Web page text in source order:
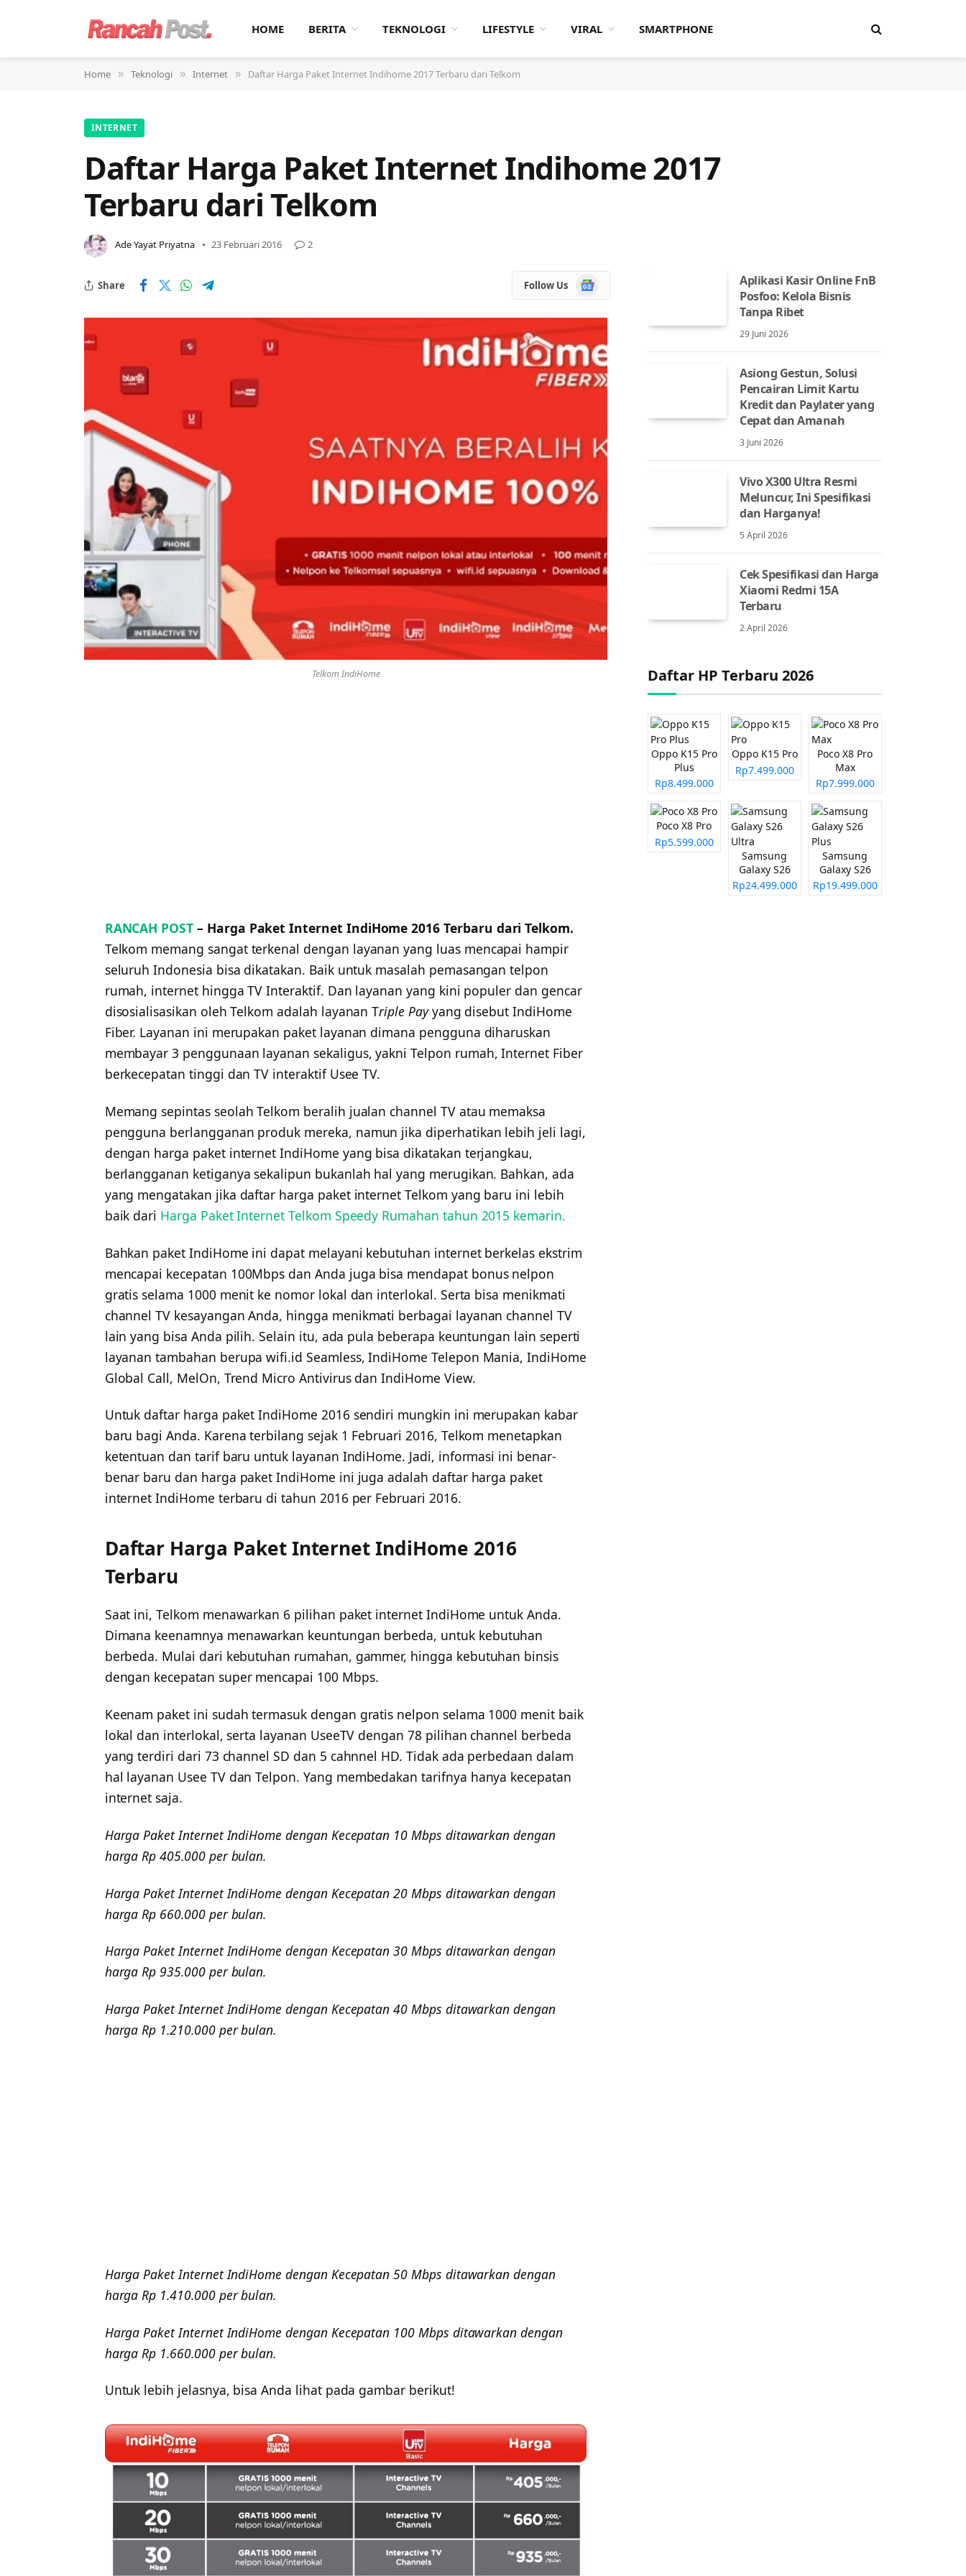
HOME BERITA TEKNOLOGI LIFESTYLE VIRAL SMARTPHONE
Home » Teknologi » Internet » Daftar Harga Paket Internet Indihome 2017 Terbaru dari Telkom
INTERNET
Daftar Harga Paket Internet Indihome 2017
Terbaru dari Telkom
Ade Yayat Priyatna 23 Februari 2016 2
Share Follow Us
Google
News
Telkom IndiHome
RANCAH POST – Harga Paket Internet IndiHome 2016 Terbaru dari Telkom.
Telkom memang sangat terkenal dengan layanan yang luas mencapai hampir
seluruh Indonesia bisa dikatakan. Baik untuk masalah pemasangan telpon
rumah, internet hingga TV Interaktif. Dan layanan yang kini populer dan gencar
disosialisasikan oleh Telkom adalah layanan Triple Payyang disebut IndiHome
Fiber. Layanan ini merupakan paket layanan dimana pengguna diharuskan
membayar 3 penggunaan layanan sekaligus, yakni Telpon rumah, Internet Fiber
berkecepatan tinggi dan TV interaktif Usee TV.
Memang sepintas seolah Telkom beralih jualan channel TV atau memaksa
pengguna berlangganan produk mereka, namun jika diperhatikan lebih jeli lagi,
dengan harga paket internet IndiHome yang bisa dikatakan terjangkau,
berlangganan ketiganya sekalipun bukanlah hal yang merugikan. Bahkan, ada
yang mengatakan jika daftar harga paket internet Telkom yang baru ini lebih
baik dari Harga Paket Internet Telkom Speedy Rumahan tahun 2015 kemarin.
Bahkan paket IndiHome ini dapat melayani kebutuhan internet berkelas ekstrim
mencapai kecepatan 100Mbps dan Anda juga bisa mendapat bonus nelpon
gratis selama 1000 menit ke nomor lokal dan interlokal. Serta bisa menikmati
channel TV kesayangan Anda, hingga menikmati berbagai layanan channel TV
lain yang bisa Anda pilih. Selain itu, ada pula beberapa keuntungan lain seperti
layanan tambahan berupa wifi.id Seamless, IndiHome Telepon Mania, IndiHome
Global Call, MelOn, Trend Micro Antivirus dan IndiHome View.
Untuk daftar harga paket IndiHome 2016 sendiri mungkin ini merupakan kabar
baru bagi Anda. Karena terbilang sejak 1 Februari 2016, Telkom menetapkan
ketentuan dan tarif baru untuk layanan IndiHome. Jadi, informasi ini benar-
benar baru dan harga paket IndiHome ini juga adalah daftar harga paket
internet IndiHome terbaru di tahun 2016 per Februari 2016.
Daftar Harga Paket Internet IndiHome 2016
Terbaru
Saat ini, Telkom menawarkan 6 pilihan paket internet IndiHome untuk Anda.
Dimana keenamnya menawarkan keuntungan berbeda, untuk kebutuhan
berbeda. Mulai dari kebutuhan rumahan, gammer, hingga kebutuhan binsis
dengan kecepatan super mencapai 100 Mbps.
Keenam paket ini sudah termasuk dengan gratis nelpon selama 1000 menit baik
lokal dan interlokal, serta layanan UseeTV dengan 78 pilihan channel berbeda
yang terdiri dari 73 channel SD dan 5 cahnnel HD. Tidak ada perbedaan dalam
hal layanan Usee TV dan Telpon. Yang membedakan tarifnya hanya kecepatan
internet saja.
Harga Paket Internet IndiHome dengan Kecepatan 10 Mbps ditawarkan dengan
harga Rp 405.000 per bulan.
Harga Paket Internet IndiHome dengan Kecepatan 20 Mbps ditawarkan dengan
harga Rp 660.000 per bulan.
Harga Paket Internet IndiHome dengan Kecepatan 30 Mbps ditawarkan dengan
harga Rp 935.000 per bulan.
Harga Paket Internet IndiHome dengan Kecepatan 40 Mbps ditawarkan dengan
harga Rp 1.210.000 per bulan.
Harga Paket Internet IndiHome dengan Kecepatan 50 Mbps ditawarkan dengan
harga Rp 1.410.000 per bulan.
Harga Paket Internet IndiHome dengan Kecepatan 100 Mbps ditawarkan dengan
harga Rp 1.660.000 per bulan.
Untuk lebih jelasnya, bisa Anda lihat pada gambar berikut!
Aplikasi Kasir Online FnB
Posfoo: Kelola Bisnis
Tanpa Ribet
29 Juni 2026
Asiong Gestun, Solusi
Pencairan Limit Kartu
Kredit dan Paylater yang
Cepat dan Amanah
3 Juni 2026
Vivo X300 Ultra Resmi
Meluncur, Ini Spesifikasi
dan Harganya!
5 April 2026
Cek Spesifikasi dan Harga
Xiaomi Redmi 15A
Terbaru
2 April 2026
Daftar HP Terbaru 2026
Oppo K15 Pro
Plus
Rp8.499.000
Oppo K15 Pro
Rp7.499.000
Poco X8 Pro
Max
Rp7.999.000
Poco X8 Pro
Rp5.599.000
Samsung
Galaxy S26
Ultra
Rp24.499.000
Samsung
Galaxy S26
Plus
Rp19.499.000